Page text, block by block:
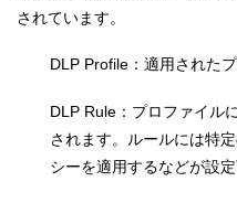
されています。
DLP Profile：適用された
DLP Rule：プロファイル
されます。ルールには特
シーを適用するなどが設定